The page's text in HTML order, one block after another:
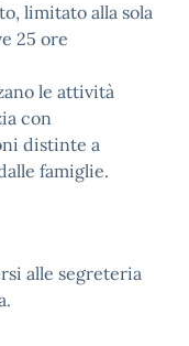
limitato alla sola
25 ore
le attività
con
distinte a
famiglie.
alle segreteria